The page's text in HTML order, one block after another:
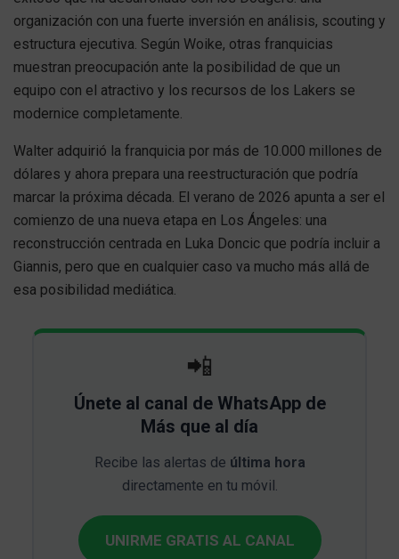
organización con una fuerte inversión en análisis, scouting y
estructura ejecutiva. Según Woike, otras franquicias
muestran preocupación ante la posibilidad de que un
equipo con el atractivo y los recursos de los Lakers se
modernice completamente.
Walter adquirió la franquicia por más de 10.000 millones de
dólares y ahora prepara una reestructuración que podría
marcar la próxima década. El verano de 2026 apunta a ser el
comienzo de una nueva etapa en Los Ángeles: una
reconstrucción centrada en Luka Doncic que podría incluir a
Giannis, pero que en cualquier caso va mucho más allá de
esa posibilidad mediática.
📲
Únete al canal de WhatsApp de
Más que al día
Recibe las alertas de última hora
directamente en tu móvil.
UNIRME GRATIS AL CANAL